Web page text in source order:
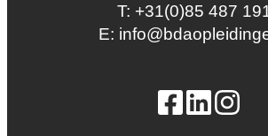
T: +31(0)85 487
E: